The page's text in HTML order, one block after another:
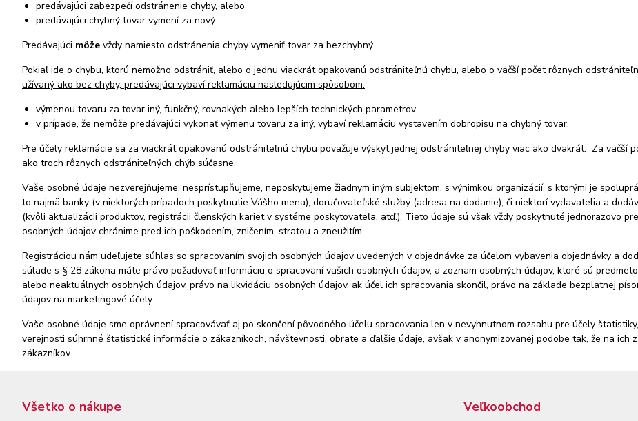
predávajúci zabezpečí odstránenie chyby, alebo
predávajúci chybný tovar vymení za nový.
Predávajúci môže vždy namiesto odstránenia chyby vymeniť tovar za bezchybný.
Pokiaľ ide o chybu, ktorú nemožno odstrániť, alebo o jednu viackrát opakovanú odstrániteľnú chybu, alebo o väčší počet rôznych
užívaný ako bez chyby, predávajúci vybaví reklamáciu nasledujúcim spôsobom:
výmenou tovaru za tovar iný, funkčný, rovnakých alebo lepších technických parametrov
v prípade, že nemôže predávajúci vykonať výmenu tovaru za iný, vybaví reklamáciu vystavením dobropisu na chybný tovar.
Pre účely reklamácie sa za viackrát opakovanú odstrániteľnú chybu považuje výskyt jednej odstrániteľnej chyby viac ako dvakrát. Za väčší
ako troch rôznych odstrániteľných chýb súčasne.
Vaše osobné údaje nezverejňujeme, nesprístupňujeme, neposkytujeme žiadnym iným subjektom, s výnimkou organizácií, s ktorými je
to najmä banky (v niektorých prípadoch poskytnutie Vášho mena), doručovateľské služby (adresa na dodanie), či niektorí vydavatelia a
(kvôli aktualizácii produktov, registrácii členských kariet v systéme poskytovateľa, atď.). Tieto údaje sú však vždy poskytnuté jednorazovo
osobných údajov chránime pred ich poškodením, zničením, stratou a zneužitím.
Registráciou nám udeľujete súhlas so spracovaním svojich osobných údajov uvedených v objednávke za účelom vybavenia objednávky a
súlade s § 28 zákona máte právo požadovať informáciu o spracovaní vašich osobných údajov, a zoznam osobných údajov, ktoré sú
alebo neaktuálnych osobných údajov, právo na likvidáciu osobných údajov, ak účel ich spracovania skončil, právo na základe bezplatnej
údajov na marketingové účely.
Vaše osobné údaje sme oprávnení spracovávať aj po skončení pôvodného účelu spracovania len v nevyhnutnom rozsahu pre účely
verejnosti súhrnné štatistické informácie o zákazníkoch, návštevnosti, obrate a ďalšie údaje, avšak v anonymizovanej podobe tak, že na ich
zákazníkov.
Všetko o nákupe Veľkoobchod